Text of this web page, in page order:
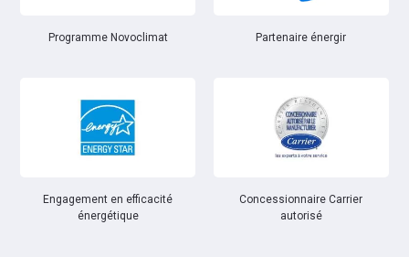
Programme Novoclimat Partenaire énergir
Engagement en efficacité
énergétique
Concessionnaire Carrier
autorisé